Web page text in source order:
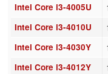
Intel Core i3-4005U
Intel Core i3-4010U
Intel Core i3-4030Y
Intel Core i3-4012Y